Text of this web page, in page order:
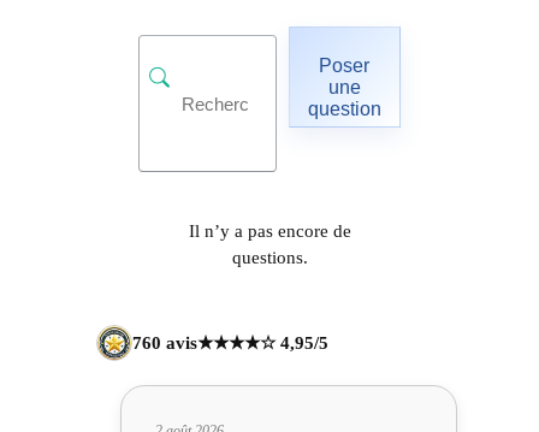
Poser
une
question
Il n’y a pas encore de
questions.
760 avis★★★★☆ 4,95/5